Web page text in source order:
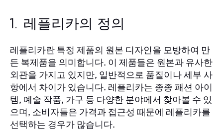
1. 레플리카의 정의
레플리카란 특정 제품의 원본 디자인을 모방하여 만
든 복제품을 의미합니다. 이 제품들은 원본과 유사한
외관을 가지고 있지만, 일반적으로 품질이나 세부 사
항에서 차이가 있습니다. 레플리카는 종종 패션 아이
템, 예술 작품, 가구 등 다양한 분야에서 찾아볼 수 있
으며, 소비자들은 가격과 접근성 때문에 레플리카를
선택하는 경우가 많습니다.